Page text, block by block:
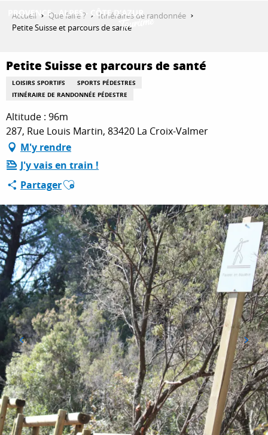
QUE FAIRE ?
SÉJOURNER
ESPACE PRO
Accueil Que faire ?
Itinéraires de randonnée
Petite Suisse et parcours de santé
Petite Suisse et parcours de santé
LOISIRS SPORTIFS
SPORTS PÉDESTRES
ITINÉRAIRE DE RANDONNÉE PÉDESTRE
Altitude : 96m
287, Rue Louis Martin, 83420 La Croix-Valmer
M'y rendre
J'y vais en train !
PartagerAjouter aux favoris